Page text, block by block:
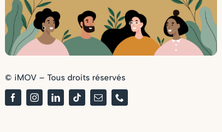
© iMOV – Tous droits réservés